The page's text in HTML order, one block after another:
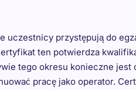
uczestnicy przystępują do
ten potwierdza
tego okresu konieczne
pracę jako operator.